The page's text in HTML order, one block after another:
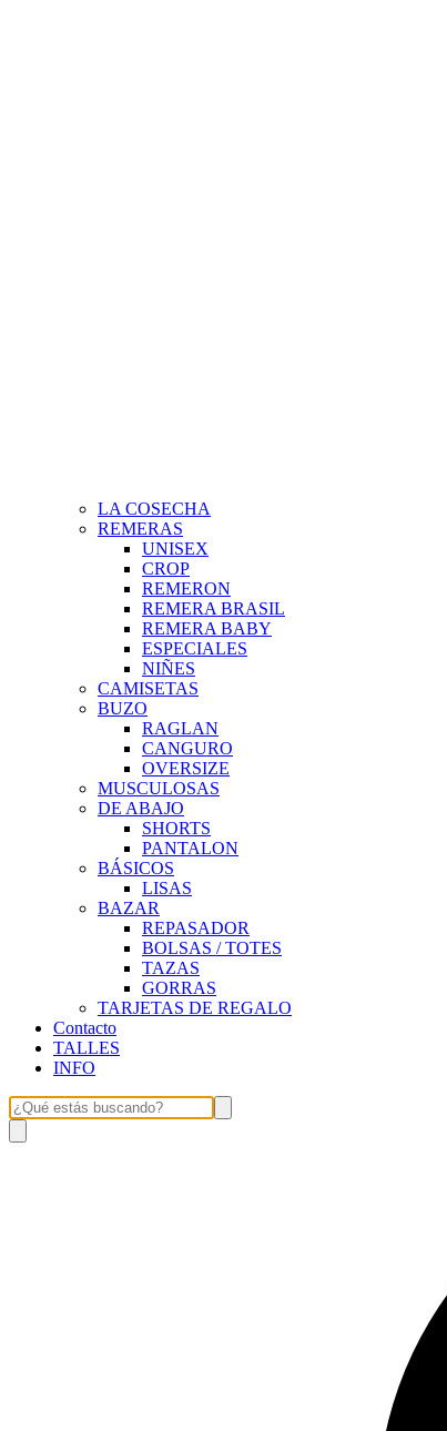
LA COSECHA
REMERAS
UNISEX
CROP
REMERON
REMERA BRASIL
REMERA BABY
ESPECIALES
NIÑES
CAMISETAS
BUZO
RAGLAN
CANGURO
OVERSIZE
MUSCULOSAS
DE ABAJO
SHORTS
PANTALON
BÁSICOS
LISAS
BAZAR
REPASADOR
BOLSAS / TOTES
TAZAS
GORRAS
TARJETAS DE REGALO
Contacto
TALLES
INFO